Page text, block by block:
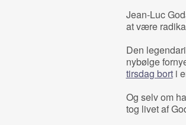
Jean-Luc
at være
Den
nybølge
tirsdag borti
Og selv om
tog livet af